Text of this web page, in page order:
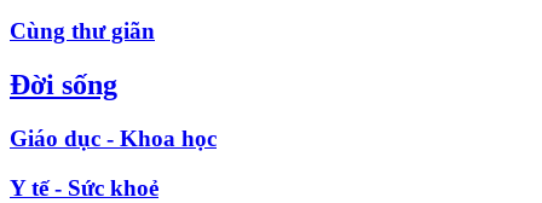
Cùng thư giãn
Đời sống
Giáo dục - Khoa học
Y tế - Sức khoẻ